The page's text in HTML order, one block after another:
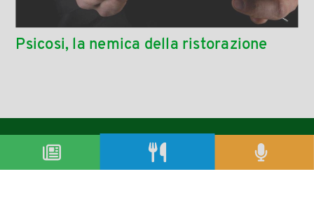
Psicosi, la nemica della ristorazione